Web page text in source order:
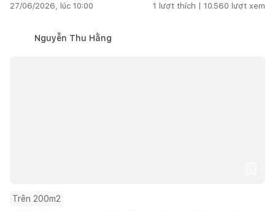
27/06/2026, lúc 10:00 1 lượt thích | 10.560 lượt xem
Nguyễn Thu Hằng
Trên 200m2